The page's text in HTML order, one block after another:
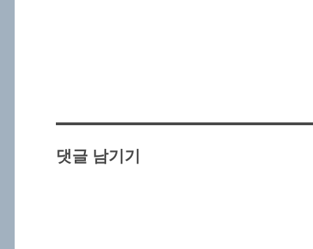
댓글 남기기